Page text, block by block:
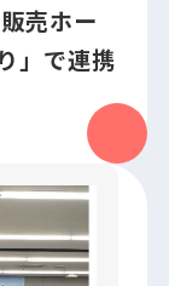
売ホー
」で連携